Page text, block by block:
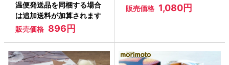
温便発送品を同梱する場合
は追加送料が加算されます
販売価格 896円
販売価格 1,080円